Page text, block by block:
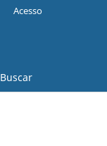
Buscar
Acesso